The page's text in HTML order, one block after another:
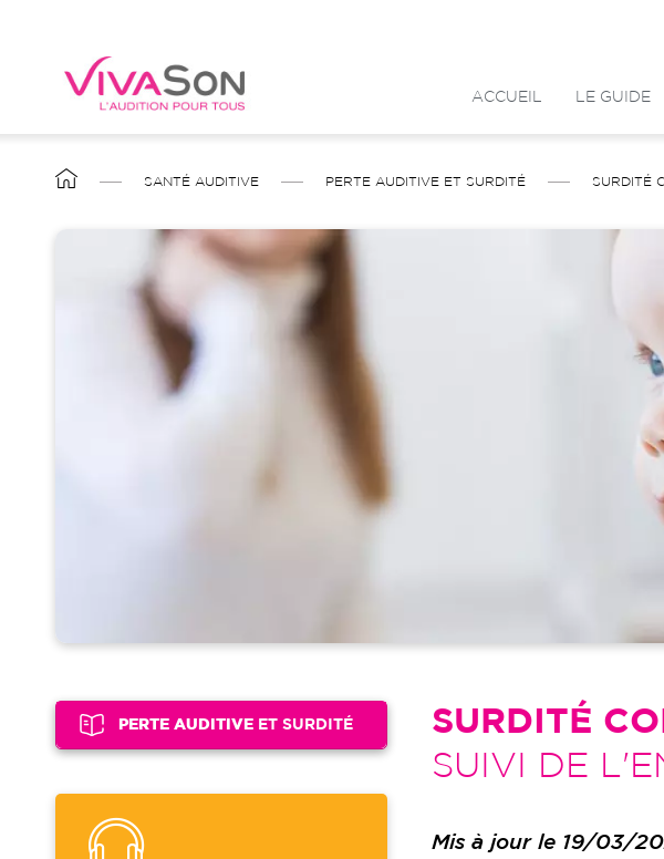
contenu
ACCUEIL LE GUIDE
FIL
SANTÉ AUDITIVE PERTE AUDITIVE ET SURDITÉ SURDITÉ
PERTE AUDITIVE ET SURDITÉ SURDITÉ
SUIVI DE
Mis à jour le 19/03/